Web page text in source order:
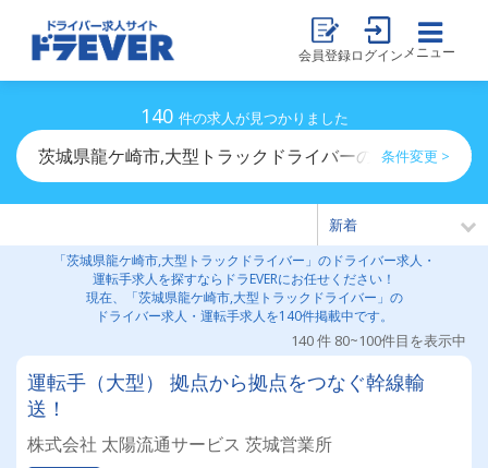
会員登録ログイン メニュー
140 件の求人が見つかりました
茨城県龍ケ崎市,大型トラックドライバーのドライバー求
条件変更 >
「茨城県龍ケ崎市,大型トラックドライバー」のドライバー求人・
運転手求人を探すならドラEVERにお任せください！
現在、「茨城県龍ケ崎市,大型トラックドライバー」の
ドライバー求人・運転手求人を140件掲載中です。
140 件 80~100件目を表示中
運転手（大型） 拠点から拠点をつなぐ幹線輸
送！
株式会社 太陽流通サービス 茨城営業所